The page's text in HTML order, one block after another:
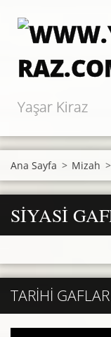
Yaşar Kiraz
Ana Sayfa > Mizah >
SIYASI
TARIHI GAFLAR